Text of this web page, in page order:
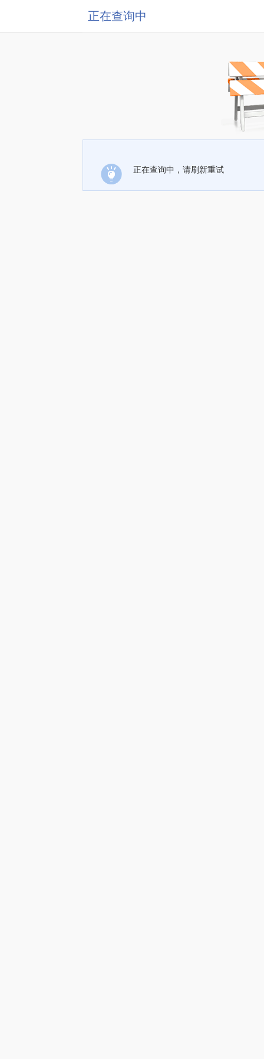
正在查询中
正在查询中，请刷新重试